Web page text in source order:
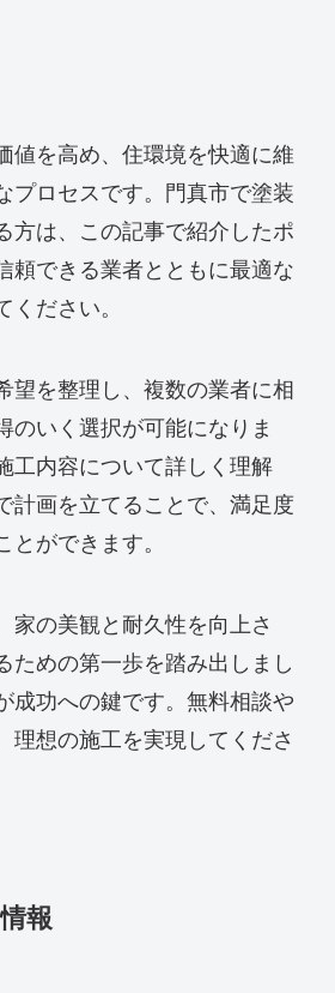
値を高め、住環境を快適に維
プロセスです。門真市で塗装
方は、この記事で紹介したポ
頼できる業者とともに最適な
ください。
望を整理し、複数の業者に相
のいく選択が可能になりま
工内容について詳しく理解
計画を立てることで、満足度
とができます。
家の美観と耐久性を向上さ
ための第一歩を踏み出しまし
成功への鍵です。無料相談や
理想の施工を実現してくださ
報